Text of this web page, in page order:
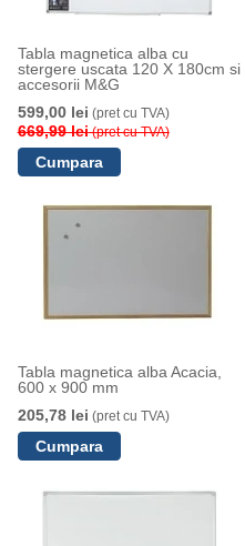
Tabla magnetica alba cu
stergere uscata 120 X 180cm si
accesorii M&G
599,00 lei (pret cu TVA)
669,99 lei(pret cu TVA)
Tabla magnetica alba Acacia,
600 x 900 mm
205,78 lei (pret cu TVA)